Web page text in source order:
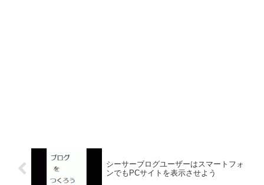
シーサーブログユーザーはスマートフォ
ンでもPCサイトを表示させよう